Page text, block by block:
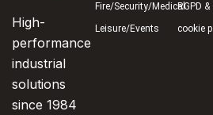
High-
performance
industrial
solutions
since 1984
Fire/Security/Medical
Leisure/Events
RGPD &
cookie